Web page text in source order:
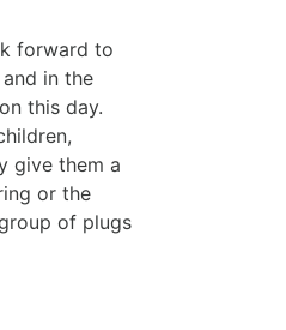
forward to
in the
this day.
give them a
or the
of plugs